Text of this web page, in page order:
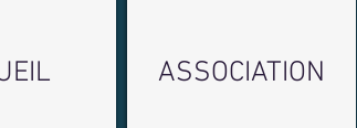
ASSOCIATION